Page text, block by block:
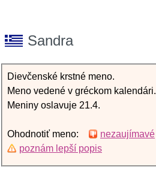
Sandra
Dievčenské krstné meno.
Meno vedené v gréckom kalendári.
Meniny oslavuje 21.4.
Ohodnotiť meno: nezaujímavé
poznám lepší popis